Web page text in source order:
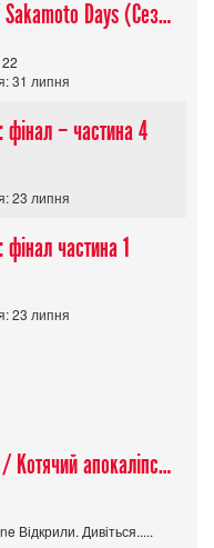
Дні Сакамото / Sakamoto Days (Сезон 1)
31 липня
фінал – частина 4
23 липня
фінал частина 1
23 липня
"Котячий Загін" / Котячий апокаліпсис / Cat Shit One
Відкрили. Дивіться.....